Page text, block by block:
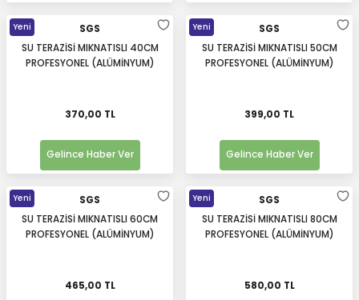
Yeni
SGS
SU TERAZİSİ MIKNATISLI 40CM
PROFESYONEL (ALÜMİNYUM)
370,00 TL
Gelince Haber Ver
Yeni
SGS
SU TERAZİSİ MIKNATISLI 50CM
PROFESYONEL (ALÜMİNYUM)
399,00 TL
Gelince Haber Ver
Yeni
SGS
SU TERAZİSİ MIKNATISLI 60CM
PROFESYONEL (ALÜMİNYUM)
465,00 TL
Yeni
SGS
SU TERAZİSİ MIKNATISLI 80CM
PROFESYONEL (ALÜMİNYUM)
580,00 TL